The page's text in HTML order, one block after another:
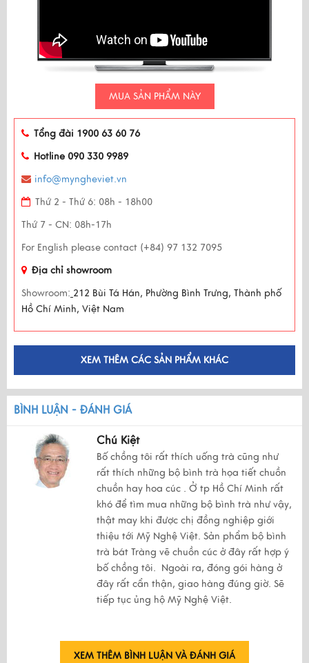
MUA SẢN PHẨM NÀY
Tổng đài 1900 63 60 76
Hotline 090 330 9989
info@myngheviet.vn
Thứ 2 - Thứ 6: 08h - 18h00
Thứ 7 - CN: 08h-17h
For English please contact (+84) 97 132 7095
Địa chỉ showroom
Showroom: 212 Bùi Tá Hán, Phường Bình Trưng, Thành phố
Hồ Chí Minh, Việt Nam
XEM THÊM CÁC SẢN PHẨM KHÁC
BÌNH LUẬN - ĐÁNH GIÁ
Chú Kiệt
Bố chồng tôi rất thích uống trà cũng như
rất thích những bộ bình trà họa tiết chuồn
chuồn hay hoa cúc . Ở tp Hồ Chí Minh rất
khó để tìm mua những bộ bình trà như vậy,
thật may khi được chị đồng nghiệp giới
thiệu tới Mỹ Nghệ Việt. Sản phẩm bộ bình
trà bát Tràng vẽ chuồn cúc ở đây rất hợp ý
bố chồng tôi. Ngoài ra, đóng gói hàng ở
đây rất cẩn thận, giao hàng đúng giờ. Sẽ
tiếp tục ủng hộ Mỹ Nghệ Việt.
XEM THÊM BÌNH LUẬN VÀ ĐÁNH GIÁ